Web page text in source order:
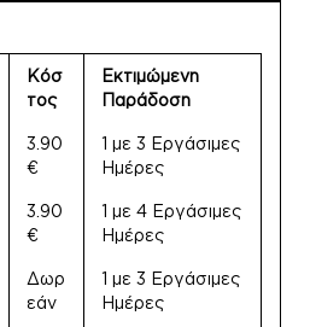
Κόσ
τος
Εκτιμώμενη
Παράδοση
3.90
€
1 με 3 Εργάσιμες
Ημέρες
3.90
€
1 με 4 Εργάσιμες
Ημέρες
Δωρ
εάν
1 με 3 Εργάσιμες
Ημέρες